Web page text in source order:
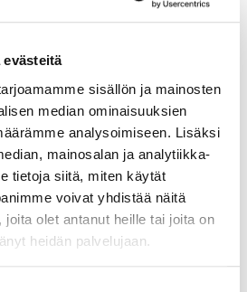
evästeitä
sisällön ja mainosten
median ominaisuuksien
analysoimiseen. Lisäksi
mainosalan ja analytiikka-
tietoja siitä, miten käytät
voivat yhdistää näitä
joita olet antanut heille tai joita on
heidän palvelujaan.
lausuntoja hallituksen
ollut ulkoilulaki. Lausuntoja voi
Esityksessä ehdotetaan
säätämistä, jolloin nykyinen
säilyisi pääosin ennallaan, mutta
havaittuja
edellyttämiä
uudistaminen on osa
luonnon virkistyskäytön